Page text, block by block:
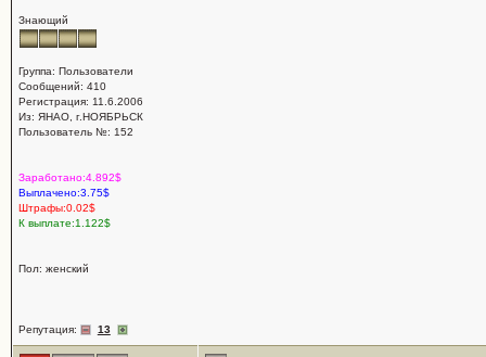
Знающий
Группа: Пользователи
Сообщений: 410
Регистрация: 11.6.2006
Из: ЯНАО, г.НОЯБРЬСК
Пользователь №: 152
Заработано:4.892$
Выплачено:3.75$
Штрафы:0.02$
К выплате:1.122$
Пол: женский
Репутация: 13